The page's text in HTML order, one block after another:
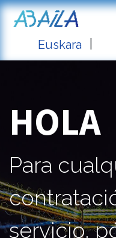
Euskara
HOLA
Para
servicio,